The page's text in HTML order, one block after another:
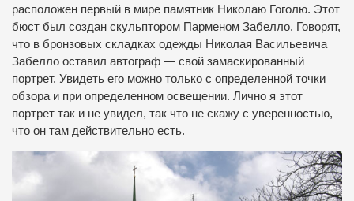
расположен первый в мире памятник Николаю Гоголю. Этот
бюст был создан скульптором Парменом Забелло. Говорят,
что в бронзовых складках одежды Николая Васильевича
Забелло оставил автограф — свой замаскированный
портрет. Увидеть его можно только с определенной точки
обзора и при определенном освещении. Лично я этот
портрет так и не увидел, так что не скажу с уверенностью,
что он там действительно есть.